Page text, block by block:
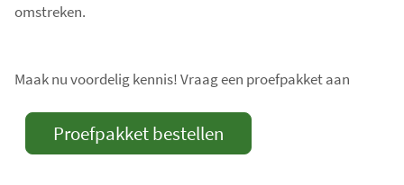
r
omstreken.
Maak nu voordelig kennis! Vraag een proefpakket aan
Proefpakket bestellen